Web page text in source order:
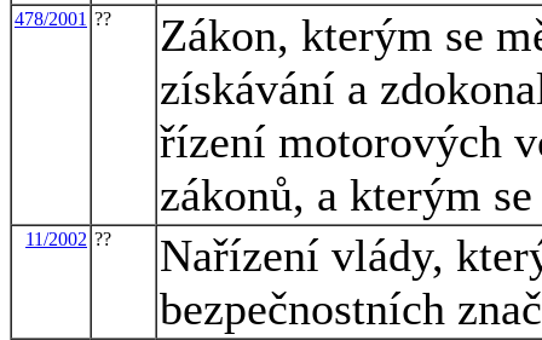
478/2001 ??
Zákon, kterým se
získávání a
řízení motorových
zákonů, a kterým
11/2002 ??
Nařízení vlády,
bezpečnostních